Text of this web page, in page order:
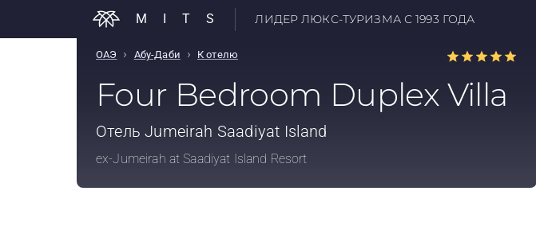
MITS ЛИДЕР ЛЮКС-ТУРИЗМА С 1993 ГОДА
ОАЭ › Абу-Даби › К отелю
Four Bedroom Duplex Villa
ОтельJumeirah Saadiyat Island
ex-Jumeirah at Saadiyat Island Resort